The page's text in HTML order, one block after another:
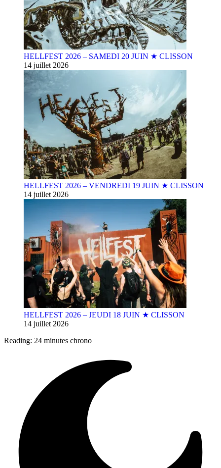
HELLFEST 2026 – SAMEDI 20 JUIN ★ CLISSON
14 juillet 2026
HELLFEST 2026 – VENDREDI 19 JUIN ★ CLISSON
14 juillet 2026
HELLFEST 2026 – JEUDI 18 JUIN ★ CLISSON
14 juillet 2026
Reading: 24 minutes chrono